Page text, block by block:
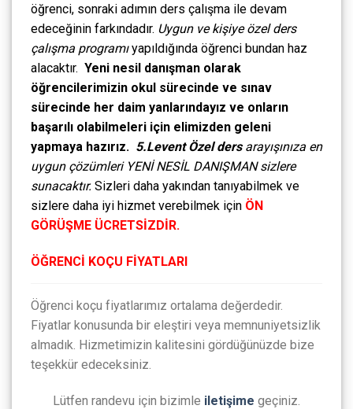
öğrenci, sonraki adımın ders çalışma ile devam
edeceğinin farkındadır. Uygun ve kişiye özel ders
çalışma programıyapıldığında öğrenci bundan haz
alacaktır. Yeni nesil danışman olarak
öğrencilerimizin okul sürecinde ve sınav
sürecinde her daim yanlarındayız ve onların
başarılı olabilmeleri için elimizden geleni
yapmaya hazırız. 5.Levent Özel dersarayışınıza en
uygun çözümleri YENİ NESİL DANIŞMAN sizlere
sunacaktır. Sizleri daha yakından tanıyabilmek ve
sizlere daha iyi hizmet verebilmek için ÖN
GÖRÜŞME ÜCRETSİZDİR.
ÖĞRENCİ KOÇU FİYATLARI
Öğrenci koçu fiyatlarımız ortalama değerdedir.
Fiyatlar konusunda bir eleştiri veya memnuniyetsizlik
almadık. Hizmetimizin kalitesini gördüğünüzde bize
teşekkür edeceksiniz.
Lütfen randevu için bizimle iletişime geçiniz.